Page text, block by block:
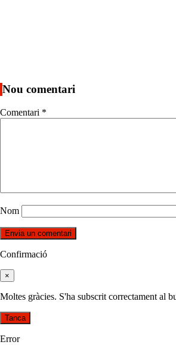
Nou comentari
Comentari *
Nom
Confirmació
×
Moltes gràcies. S'ha subscrit correctament al
Tanca
Error